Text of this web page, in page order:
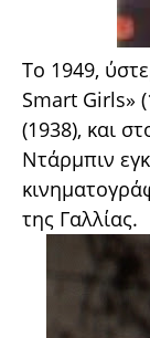
Το 1949,
Smart Girls»
(1938), και
Ντάρμπιν
της Γαλλίας.